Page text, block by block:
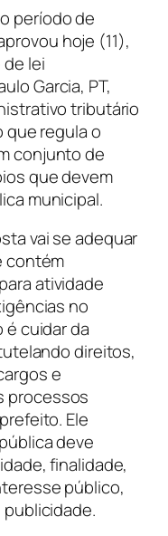
período de
hoje (11),
lei
Garcia, PT,
tributário
que regula o
conjunto de
que devem
municipal.
vai se adequar
contém
atividade
no
é cuidar da
direitos,
e
processos
Ele
deve
finalidade,
público,